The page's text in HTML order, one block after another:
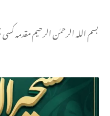
بسم اللہ الرحمٰن الرحیم مقدمہ